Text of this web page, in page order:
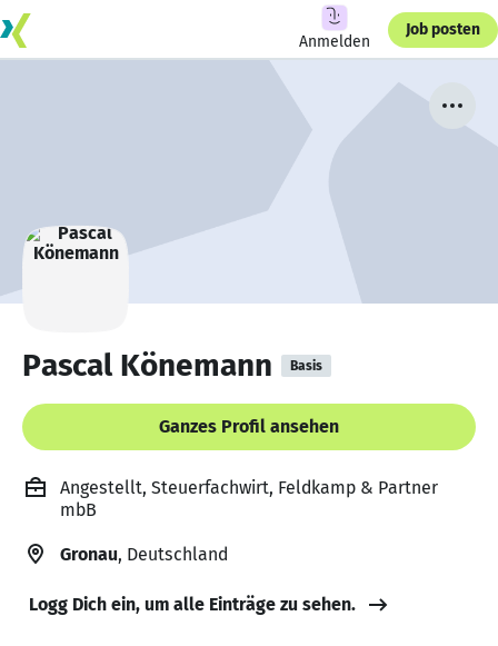
Anmelden
Job posten
Pascal Könemann Basis
Ganzes Profil ansehen
Angestellt, Steuerfachwirt, Feldkamp & Partner
mbB
Gronau, Deutschland
Logg Dich ein, um alle Einträge zu sehen.